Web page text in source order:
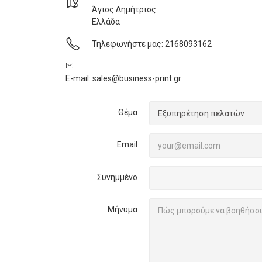
Άγιος Δημήτριος
Ελλάδα
Τηλεφωνήστε μας: 2168093162
E-mail: sales@business-print.gr
Θέμα
Email
Συνημμένο
Μήνυμα